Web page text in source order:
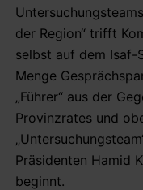
der Region“ trifft
selbst auf dem Isaf-
Menge
„Führer“ aus der
Provinzrates und
Präsidenten Hamid
beginnt.